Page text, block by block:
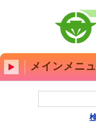
メインメニ